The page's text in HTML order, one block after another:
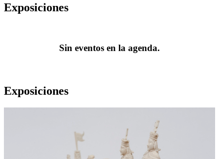
Exposiciones
Sin eventos en la agenda.
Exposiciones